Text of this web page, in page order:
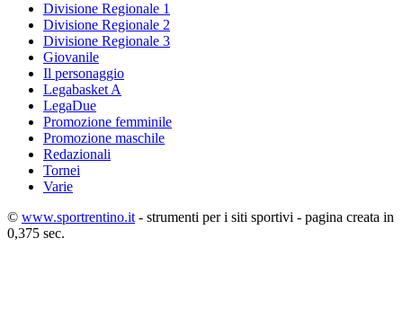
Divisione Regionale 1
Divisione Regionale 2
Divisione Regionale 3
Giovanile
Il personaggio
Legabasket A
LegaDue
Promozione femminile
Promozione maschile
Redazionali
Tornei
Varie
© www.sportrentino.it - strumenti per i siti sportivi - pagina creata in
0,375 sec.